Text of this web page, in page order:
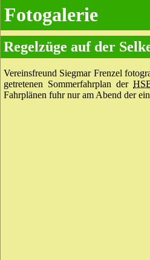
Fotogalerie
Regelzüge auf der
Vereinsfreund Siegmar Frenzel
getretenen Sommerfahrplan der
Fahrplänen fuhr nur am Abend der